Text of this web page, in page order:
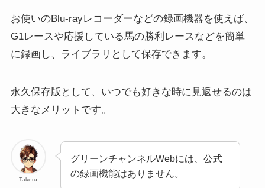
お使いのBlu-rayレコーダーなどの録画機器を使えば、
G1レースや応援している馬の勝利レースなどを簡単
に録画し、ライブラリとして保存できます。
永久保存版として、いつでも好きな時に見返せるのは
大きなメリットです。
Takeru
グリーンチャンネルWebには、公式
の録画機能はありません。